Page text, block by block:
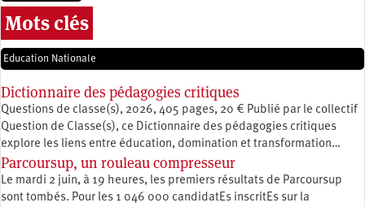
Mots clés
Education Nationale
Dictionnaire des pédagogies critiques
Questions de classe(s), 2026, 405 pages, 20 € Publié par le collectif
Question de Classe(s), ce Dictionnaire des pédagogies critiques
explore les liens entre éducation, ­domination et transformation…
Parcoursup, un rouleau compresseur
Le mardi 2 juin, à 19 heures, les premiers résultats de Parcoursup
sont tombés. Pour les 1 046 000 candidatEs inscritEs sur la